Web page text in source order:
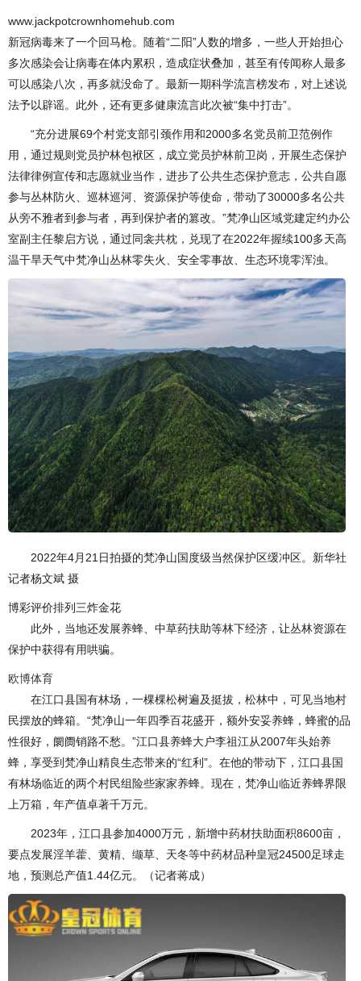
www.jackpotcrownhomehub.com
新冠病毒来了一个回马枪。随着“二阳”人数的增多，一些人开始担心
多次感染会让病毒在体内累积，造成症状叠加，甚至有传闻称人最多
可以感染八次，再多就没命了。最新一期科学流言榜发布，对上述说
法予以辟谣。此外，还有更多健康流言此次被“集中打击”。
“充分进展69个村党支部引颈作用和2000多名党员前卫范例作
用，通过规则党员护林包袱区，成立党员护林前卫岗，开展生态保护
法律律例宣传和志愿就业当作，进步了公共生态保护意志，公共自愿
参与丛林防火、巡林巡河、资源保护等使命，带动了30000多名公共
从旁不雅者到参与者，再到保护者的篡改。”梵净山区域党建定约办公
室副主任黎启方说，通过同衾共枕，兑现了在2022年握续100多天高
温干旱天气中梵净山丛林零失火、安全零事故、生态环境零浑浊。
2022年4月21日拍摄的梵净山国度级当然保护区缓冲区。新华社
记者杨文斌 摄
博彩评价排列三炸金花
此外，当地还发展养蜂、中草药扶助等林下经济，让丛林资源在
保护中获得有用哄骗。
欧博体育
在江口县国有林场，一棵棵松树遍及挺拔，松林中，可见当地村
民摆放的蜂箱。“梵净山一年四季百花盛开，额外安妥养蜂，蜂蜜的品
性很好，阛阓销路不愁。”江口县养蜂大户李祖江从2007年头始养
蜂，享受到梵净山精良生态带来的“红利”。在他的带动下，江口县国
有林场临近的两个村民组险些家家养蜂。现在，梵净山临近养蜂界限
上万箱，年产值卓著千万元。
2023年，江口县参加4000万元，新增中药材扶助面积8600亩，
要点发展淫羊藿、黄精、缬草、天冬等中药材品种皇冠24500足球走
地，预测总产值1.44亿元。（记者蒋成）